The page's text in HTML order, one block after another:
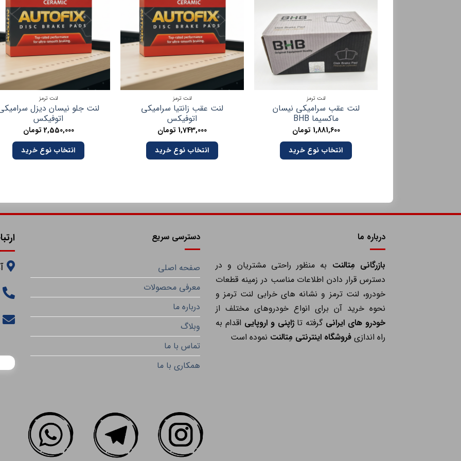
لنت ترمز
لنت عقب سرامیکی نیسان
ماکسیما BHB
1,881,600 تومان
انتخاب نوع خرید
لنت ترمز
لنت عقب زانتیا سرامیکی
اتوفیکس
1,743,000 تومان
انتخاب نوع خرید
لنت ترمز
لنت جلو نیسان دیزل
اتوفیکس
2,550,000تومان
انتخاب نوع خرید
درباره ما
بازرگانی مِتالنت به منظور راحتی مشتریان و در
دسترس قرار دادن اطلاعات مناسب در زمینه قطعات
خودرو، لنت ترمز و نشانه های خرابی لنت ترمز و
نحوه خرید آن برای انواع خودروهای مختلف از
خودرو های ایرانی گرفته تاژاپنی و اروپایی اقدام به
راه اندازی فروشگاه اینترنتی مِتالنت نموده است
دسترسی سریع
صفحه اصلی
معرفی محصولات
درباره ما
وبلاگ
تماس با ما
همکاری با ما